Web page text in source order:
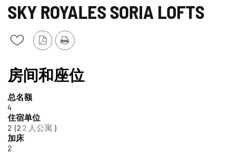
León
SKY ROYALES SORIA LOFTS
从
笔
记
中
加/
删
除
PDF
版
打
印
TIPO
房间和座位
总名额
4
住宿单位
2 2 2 人公寓
加床
2